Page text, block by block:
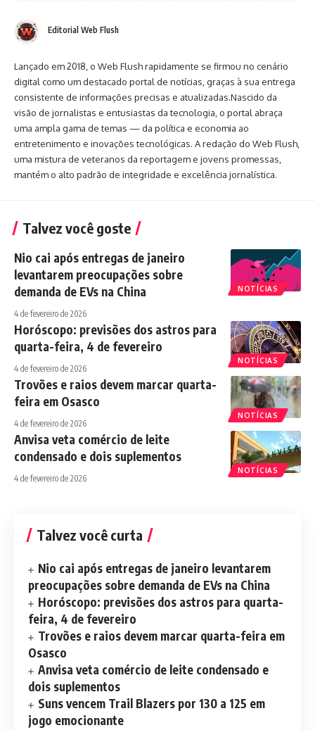
Editorial Web Flush
Lançado em 2018, o Web Flush rapidamente se firmou no cenário
digital como um destacado portal de notícias, graças à sua entrega
consistente de informações precisas e atualizadas.Nascido da
visão de jornalistas e entusiastas da tecnologia, o portal abraça
uma ampla gama de temas — da política e economia ao
entretenimento e inovações tecnológicas. A redação do Web Flush,
uma mistura de veteranos da reportagem e jovens promessas,
mantém o alto padrão de integridade e excelência jornalística.
Talvez você goste
NOTÍCIAS
Nio cai após entregas de janeiro
levantarem preocupações sobre
demanda de EVs na China
4 de fevereiro de 2026
NOTÍCIAS
Horóscopo: previsões dos astros para
quarta-feira, 4 de fevereiro
4 de fevereiro de 2026
NOTÍCIAS
Trovões e raios devem marcar quarta-
feira em Osasco
4 de fevereiro de 2026
NOTÍCIAS
Anvisa veta comércio de leite
condensado e dois suplementos
4 de fevereiro de 2026
Talvez você curta
Nio cai após entregas de janeiro levantarem
preocupações sobre demanda de EVs na China
Horóscopo: previsões dos astros para quarta-
feira, 4 de fevereiro
Trovões e raios devem marcar quarta-feira em
Osasco
Anvisa veta comércio de leite condensado e
dois suplementos
Suns vencem Trail Blazers por 130 a 125 em
jogo emocionante